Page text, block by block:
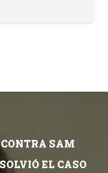
SAM
EL CASO